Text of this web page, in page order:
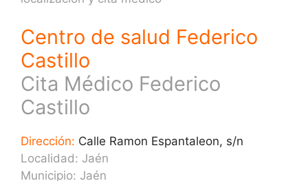
Centro de salud Federico
Castillo
Cita Médico Federico
Castillo
Dirección: Calle Ramon Espantaleon, s/n
Localidad: Jaén
Municipio: Jaén